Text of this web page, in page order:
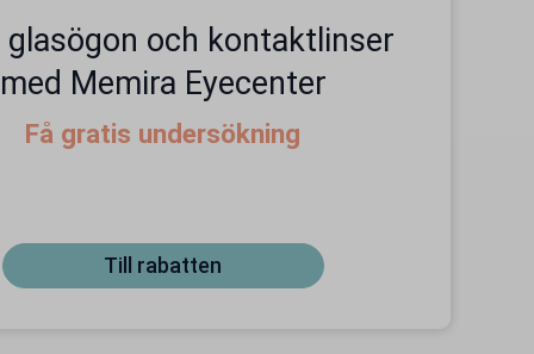
glasögon och kontaktlinser
med Memira Eyecenter
Få gratis undersökning
Till rabatten